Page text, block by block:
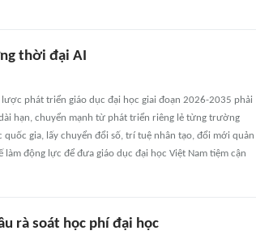
thời đại AI
lược phát triển giáo dục đại học giai đoạn 2026-2035 phải
hạn, chuyển mạnh từ phát triển riêng lẻ từng trường
quốc gia, lấy chuyển đổi số, trí tuệ nhân tạo, đổi mới quản
động lực để đưa giáo dục đại học Việt Nam tiệm cận
rà soát học phí đại học